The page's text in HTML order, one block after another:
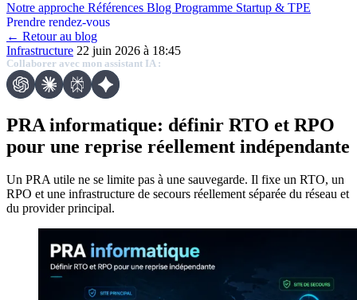
Notre approche Références Blog Programme Startup & TPE
Prendre rendez-vous
← Retour au blog
Infrastructure 22 juin 2026 à 18:45
Collaborer avec mon assistant IA :
PRA informatique: définir RTO et RPO
pour une reprise réellement indépendante
Un PRA utile ne se limite pas à une sauvegarde. Il fixe un RTO, un
RPO et une infrastructure de secours réellement séparée du réseau et
du provider principal.